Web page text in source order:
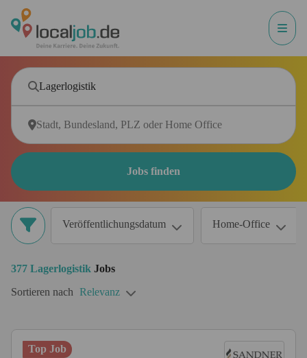
Jobs finden
Veröffentlichungsdatum Home-Office
377 Lagerlogistik Jobs
Sortieren nach Relevanz
Top Job